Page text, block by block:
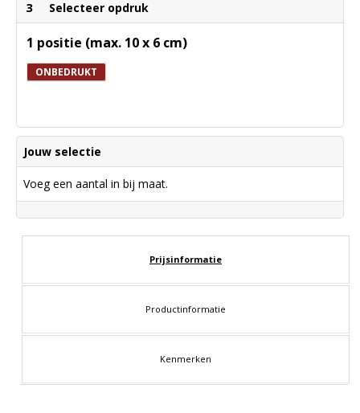
3 Selecteer opdruk
1 positie (max. 10 x 6 cm)
ONBEDRUKT
Jouw selectie
Voeg een aantal in bij maat.
Prijsinformatie
Productinformatie
Kenmerken